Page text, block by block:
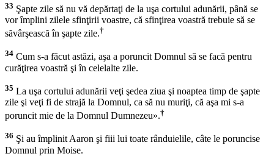
33 Şapte zile să nu vă depărtaţi de la uşa cortului adunării, până se
vor împlini zilele sfinţirii voastre, că sfinţirea voastră trebuie să se
săvârşească în şapte zile.†
34 Cum s-a făcut astăzi, aşa a poruncit Domnul să se facă pentru
curăţirea voastră şi în celelalte zile.
35 La uşa cortului adunării veţi şedea ziua şi noaptea timp de şapte
zile şi veţi fi de strajă la Domnul, ca să nu muriţi, că aşa mi s-a
poruncit mie de la Domnul Dumnezeu».†
36 Şi au împlinit Aaron şi fiii lui toate rânduielile, câte le poruncise
Domnul prin Moise.